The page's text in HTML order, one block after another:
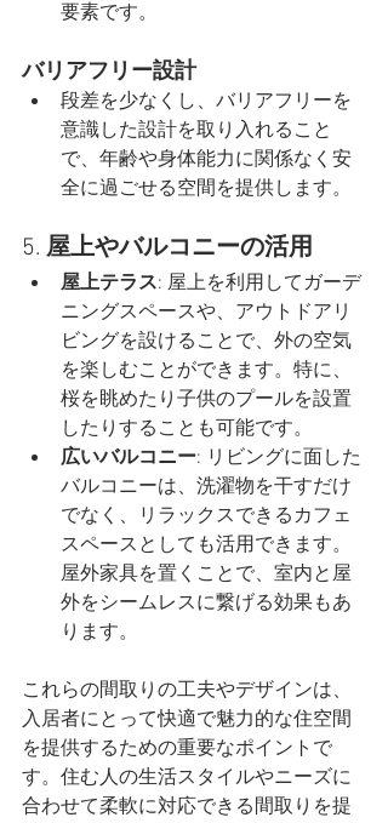
要素です。
バリアフリー設計
段差を少なくし、バリアフリーを
意識した設計を取り入れること
で、年齢や身体能力に関係なく安
全に過ごせる空間を提供します。
5. 屋上やバルコニーの活用
屋上テラス: 屋上を利用してガーデ
ニングスペースや、アウトドアリ
ビングを設けることで、外の空気
を楽しむことができます。特に、
桜を眺めたり子供のプールを設置
したりすることも可能です。
広いバルコニー: リビングに面した
バルコニーは、洗濯物を干すだけ
でなく、リラックスできるカフェ
スペースとしても活用できます。
屋外家具を置くことで、室内と屋
外をシームレスに繋げる効果もあ
ります。
これらの間取りの工夫やデザインは、
入居者にとって快適で魅力的な住空間
を提供するための重要なポイントで
す。住む人の生活スタイルやニーズに
合わせて柔軟に対応できる間取りを提